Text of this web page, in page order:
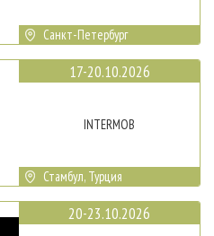
Санкт-Петербург
17-20.10.2026
INTERMOB
Стамбул, Турция
20-23.10.2026